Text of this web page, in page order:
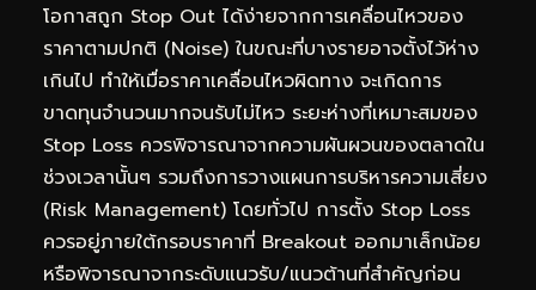
โอกาสถูก Stop Out ได้ง่ายจากการเคลื่อนไหวของ
ราคาตามปกติ (Noise) ในขณะที่บางรายอาจตั้งไว้ห่าง
เกินไป ทำให้เมื่อราคาเคลื่อนไหวผิดทาง จะเกิดการ
ขาดทุนจำนวนมากจนรับไม่ไหว ระยะห่างที่เหมาะสมของ
Stop Loss ควรพิจารณาจากความผันผวนของตลาดใน
ช่วงเวลานั้นๆ รวมถึงการวางแผนการบริหารความเสี่ยง
(Risk Management) โดยทั่วไป การตั้ง Stop Loss
ควรอยู่ภายใต้กรอบราคาที่ Breakout ออกมาเล็กน้อย
หรือพิจารณาจากระดับแนวรับ/แนวต้านที่สำคัญก่อน